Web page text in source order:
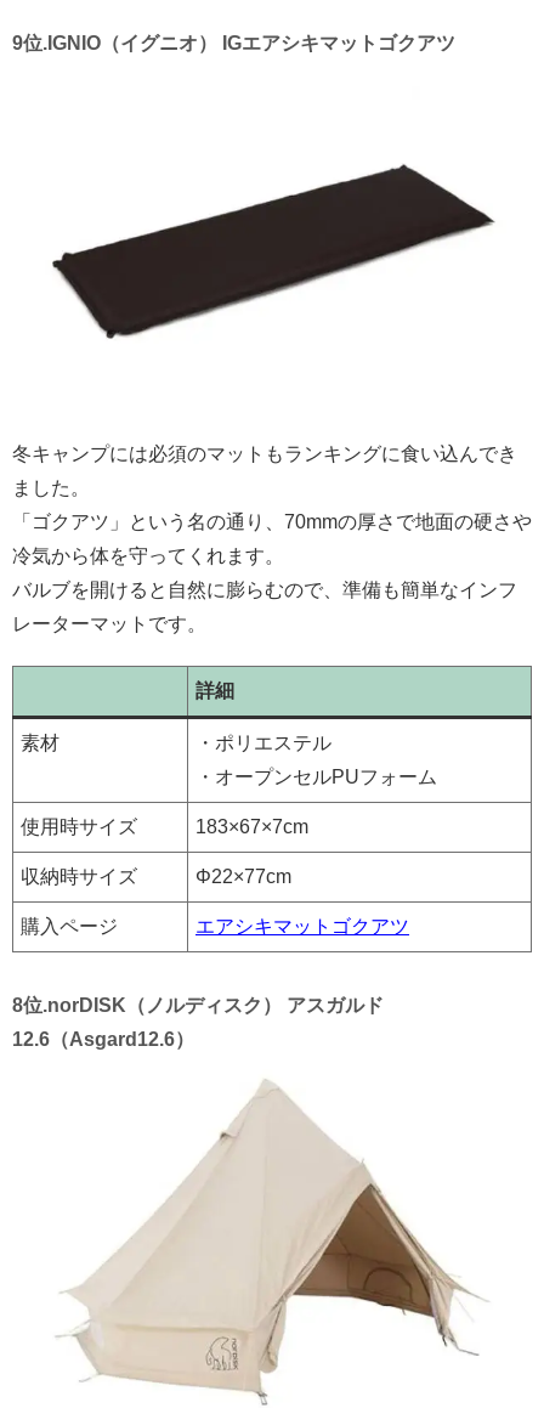
9位.IGNIO（イグニオ） IGエアシキマットゴクアツ
冬キャンプには必須のマットもランキングに食い込んでき
ました。
「ゴクアツ」という名の通り、70mmの厚さで地面の硬さや
冷気から体を守ってくれます。
バルブを開けると自然に膨らむので、準備も簡単なインフ
レーターマットです。
詳細
素材
・ポリエステル
・オープンセルPUフォーム
使用時サイズ 183×67×7cm
収納時サイズ Φ22×77cm
購入ページ エアシキマットゴクアツ
8位.norDISK（ノルディスク） アスガルド
12.6（Asgard12.6）